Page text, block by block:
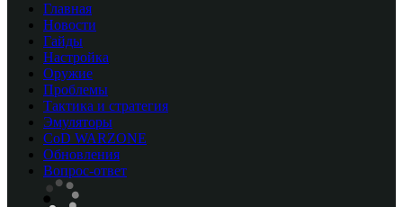
Главная
Новости
Гайды
Настройка
Оружие
Проблемы
Тактика и стратегия
Эмуляторы
CоD WARZONE
Обновления
Вопрос-ответ